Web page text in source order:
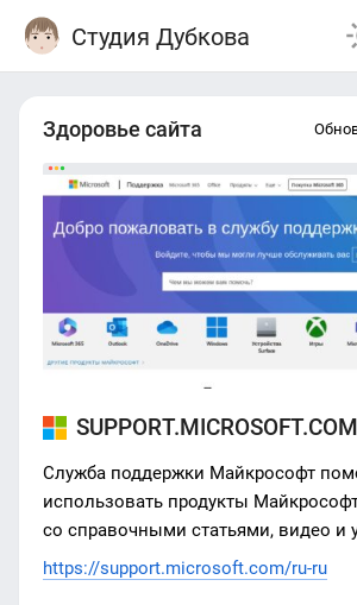
Студия Дубкова
Здоровье сайта
SUPPORT.MICROSOFT.COM
Служба поддержки Майкрософт
использовать продукты
со справочными статьями, видео и
курсами по Microsoft Copilot,
https://support.microsoft.com/ru-ru